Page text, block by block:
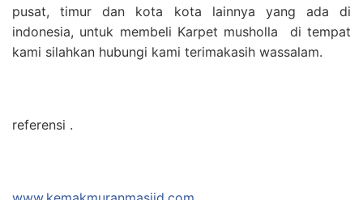
pusat, timur dan kota kota lainnya yang ada di
indonesia, untuk membeli Karpet musholla di tempat
kami silahkan hubungi kami terimakasih wassalam.
referensi .